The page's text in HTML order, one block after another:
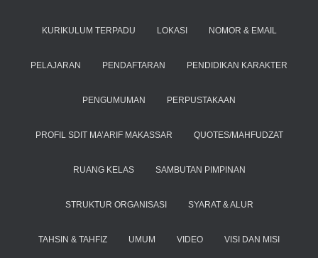
KURIKULUM TERPADU LOKASI NOMOR & EMAIL
PELAJARAN PENDAFTARAN PENDIDIKAN KARAKTER
PENGUMUMAN PERPUSTAKAAN
PROFIL SDIT MA’ARIF MAKASSAR QUOTES/MAHFUDZAT
RUANG KELAS SAMBUTAN PIMPINAN
STRUKTUR ORGANISASI SYARAT & ALUR
TAHSIN & TAHFIZ UMUM VIDEO VISI DAN MISI